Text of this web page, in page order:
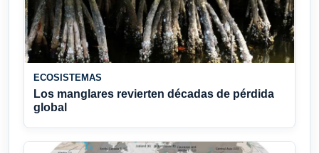
ECOSISTEMAS
Los manglares revierten décadas de pérdida
global